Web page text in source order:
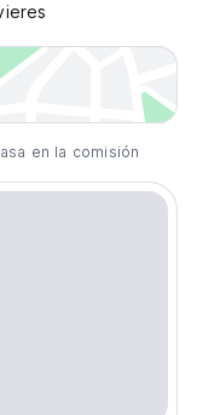
en la comisión